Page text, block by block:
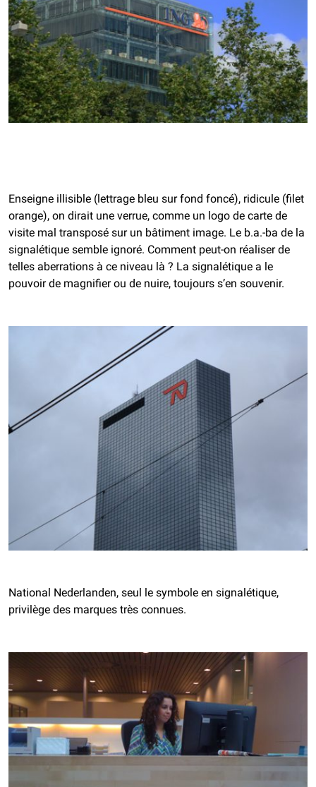
Enseigne illisible (lettrage bleu sur fond foncé), ridicule (filet
orange), on dirait une verrue, comme un logo de carte de
visite mal transposé sur un bâtiment image. Le b.a.-ba de la
signalétique semble ignoré. Comment peut-on réaliser de
telles aberrations à ce niveau là ? La signalétique a le
pouvoir de magnifier ou de nuire, toujours s’en souvenir.
National Nederlanden, seul le symbole en signalétique,
privilège des marques très connues.